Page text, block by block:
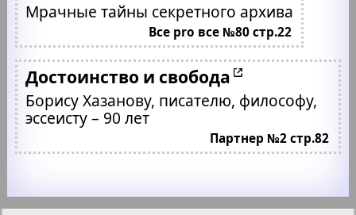
Мрачные тайны секретного архива
Все pro все №80 стр.22
Достоинство и свобода
Борису Хазанову, писателю, философу,
эссеисту – 90 лет
Партнер №2 стр.82